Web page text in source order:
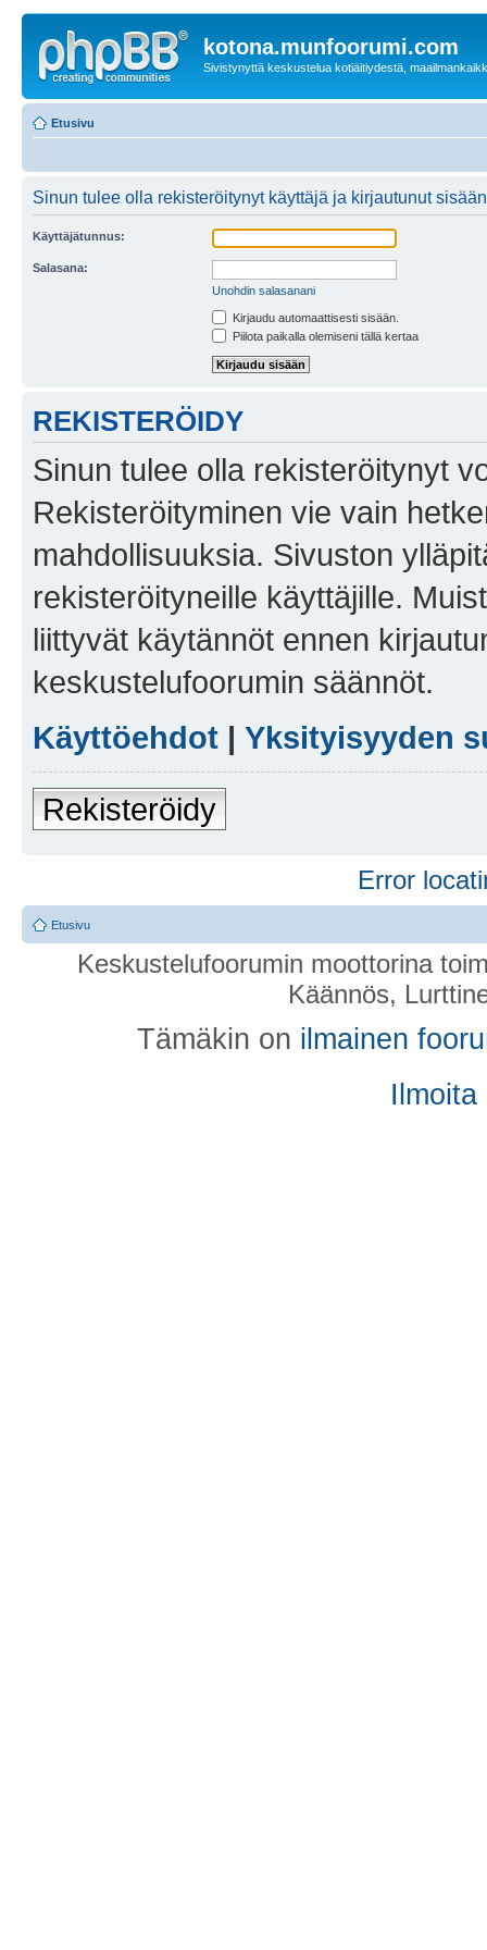
kotona.munfoorumi.com
Sivistynyttä keskustelua kotiäitiydestä,
Etusivu
Sinun tulee olla rekisteröitynyt käyttäjä ja kirjautunut
Käyttäjätunnus:
Salasana:
Unohdin salasanani
Kirjaudu automaattisesti sisään.
Piilota paikalla olemiseni tällä kertaa
REKISTERÖIDY
Sinun tulee olla rekisteröitynyt
Rekisteröityminen vie vain
mahdollisuuksia. Sivuston
rekisteröityneille käyttäjille.
liittyvät käytännöt ennen
keskustelufoorumin säännöt.
Käyttöehdot | Yksityisyyden
Rekisteröidy
Error
Etusivu
Keskustelufoorumin moottorina
Käännös,
Tämäkin on ilmainen